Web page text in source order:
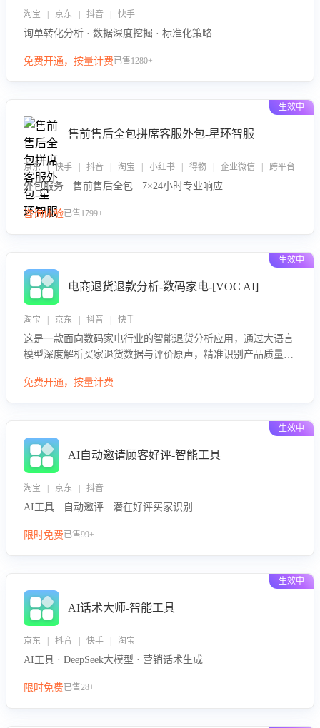
淘宝 | 京东 | 抖音 | 快手
询单转化分析 · 数据深度挖掘 · 标准化策略
免费开通，按量计费已售1280+
生效中
售前售后全包拼席客服外包-星环智服
京东 | 快手 | 抖音 | 淘宝 | 小红书 | 得物 | 企业微信 | 跨平台
外包服务 · 售前售后全包 · 7×24小时专业响应
咨询体验已售1799+
生效中
电商退货退款分析-数码家电-[VOC AI]
淘宝 | 京东 | 抖音 | 快手
这是一款面向数码家电行业的智能退货分析应用，通过大语言
模型深度解析买家退货数据与评价原声，精准识别产品质量、
议，通过挖掘用户痛点驱动产品迭代，从根本上降低退货率，
免费开通，按量计费
生效中
AI自动邀请顾客好评-智能工具
淘宝 | 京东 | 抖音
AI工具 · 自动邀评 · 潜在好评买家识别
限时免费已售99+
生效中
AI话术大师-智能工具
京东 | 抖音 | 快手 | 淘宝
AI工具 · DeepSeek大模型 · 营销话术生成
限时免费已售28+